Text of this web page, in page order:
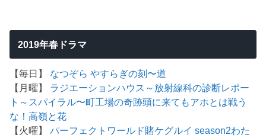
2019年春ドラマ
【毎日】 なつぞら やすらぎの刻〜道
【月曜】 ラジエーションハウス～放射線科の診断レポー
ト～ スパイラル〜町工場の奇跡頭に来てもアホとは戦う
な！高嶺と花
【火曜】パーフェクトワールド賭ケグルイ season2わた